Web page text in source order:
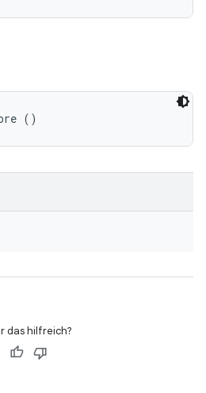
()
das hilfreich?